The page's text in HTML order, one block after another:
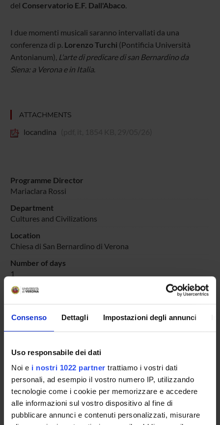
Consenso Dettagli Impostazioni degli annunci
Uso responsabile dei dati
Noi e i nostri 1022 partner trattiamo i vostri dati
personali, ad esempio il vostro numero IP, utilizzando
tecnologie come i cookie per memorizzare e accedere
alle informazioni sul vostro dispositivo al fine di
pubblicare annunci e contenuti personalizzati, misurare
del Conservatorio E.F. Dall'Abaco.
I due momenti musicali saranno intervallati da una
conferenza di p. Lorenzo Turchi (Pontificia Università
Antonianum), L'arte di predicare di san Bernardino da
Siena: a Verona e in Italia.
ATTACHMENTS
locandina
Programme Director
Mariaclara Rossi
Department
Cultures and Civilizations
Location
Chiesa di San Bernardino di Verona
Number of days
1
Goals
- la chiesa di San Bernardino di Verona - ove si insediarono
alla metà del secolo XV i frati Minori Osservanti
Scientific areas involved
psicologiche
Prevalent Category
Organizzazione di concerti, spettacoli teatrali, rassegne
cinematografiche, eventi sportivi, mostre, esposizioni e altri
eventi di pubblica utilità aperti alla comunità: